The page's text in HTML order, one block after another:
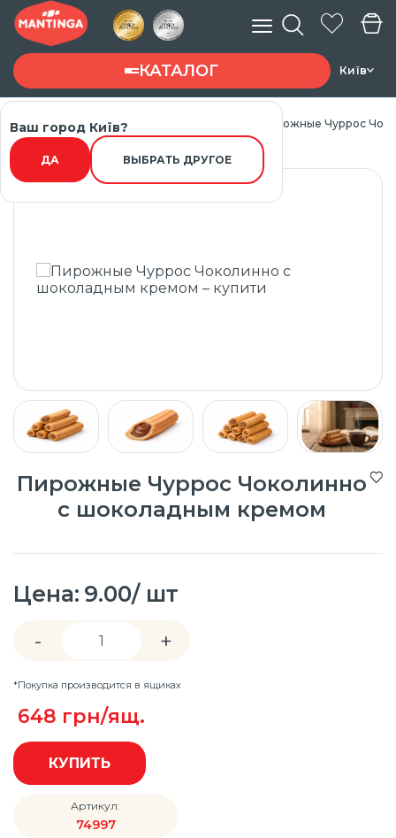
Введите запрос ...
КАТАЛОГ Київ
Ваш город Київ?
ДА ВЫБРАТЬ ДРУГОЕ
Главная Каталог товарів Пирожные Чуррос
Пирожные Чуррос Чоколинно
с шоколадным кремом
Цена: 9.00/ шт
- +
*Покупка производится в ящиках
648 грн/ящ.
КУПИТЬ
Артикул:
74997